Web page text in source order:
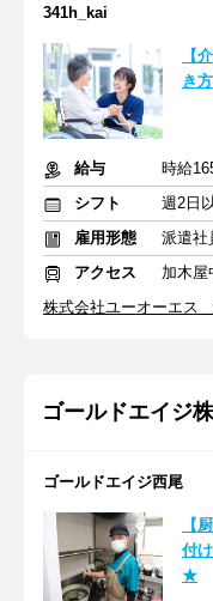
341h_kai
【
き
給与
時給
シフト
週2日
雇用形態
派遣社
アクセス
加木屋
株式会社ユーオーエス
ゴールドエイジ
ゴールドエイジ西尾
【
付
★